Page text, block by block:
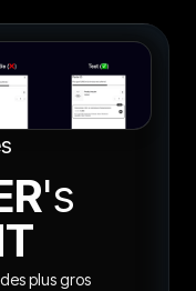
's
des plus gros